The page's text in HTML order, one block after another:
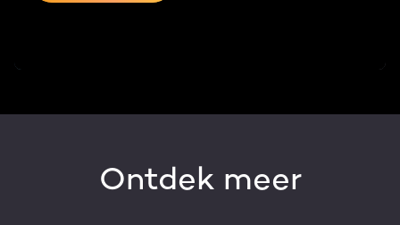
Ontdek meer